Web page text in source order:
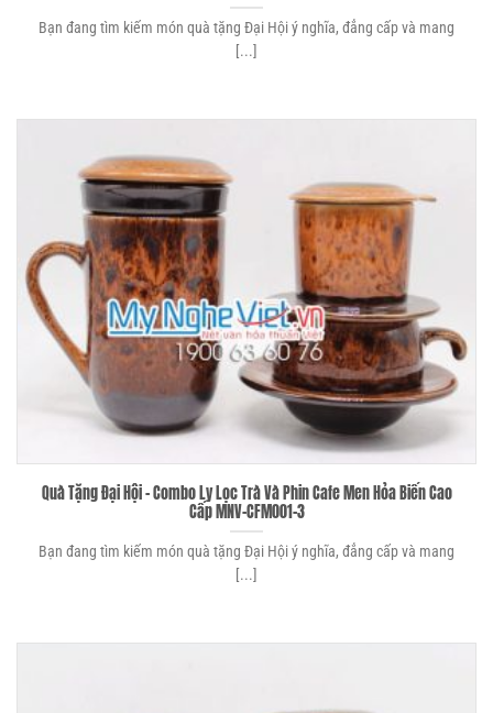
Bạn đang tìm kiếm món quà tặng Đại Hội ý nghĩa, đẳng cấp và mang
[...]
Quà Tặng Đại Hội – Combo Ly Lọc Trà Và Phin Cafe Men Hỏa Biến Cao
Cấp MNV-CFM001-3
Bạn đang tìm kiếm món quà tặng Đại Hội ý nghĩa, đẳng cấp và mang
[...]